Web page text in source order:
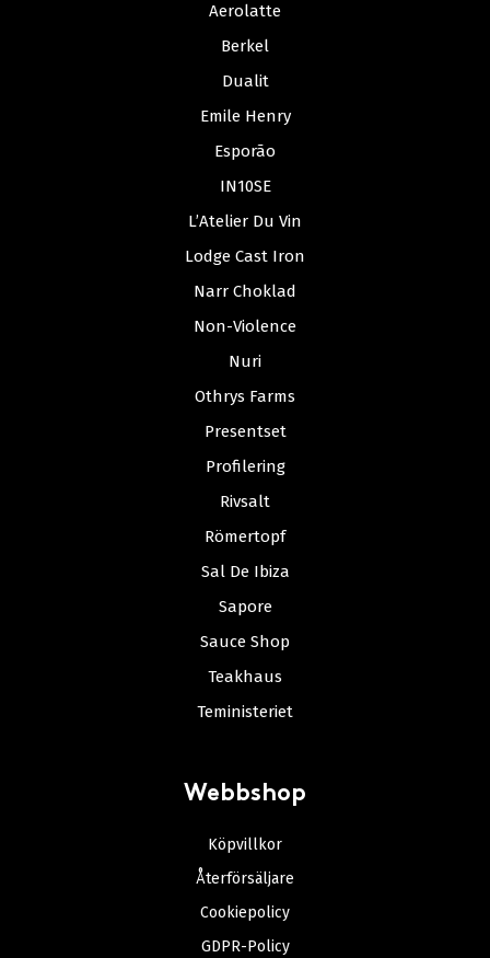
Aerolatte
Berkel
Dualit
Emile Henry
Esporão
IN10SE
L’Atelier Du Vin
Lodge Cast Iron
Narr Choklad
Non-Violence
Nuri
Othrys Farms
Presentset
Profilering
Rivsalt
Römertopf
Sal De Ibiza
Sapore
Sauce Shop
Teakhaus
Teministeriet
Webbshop
Köpvillkor
Återförsäljare
Cookiepolicy
GDPR-Policy